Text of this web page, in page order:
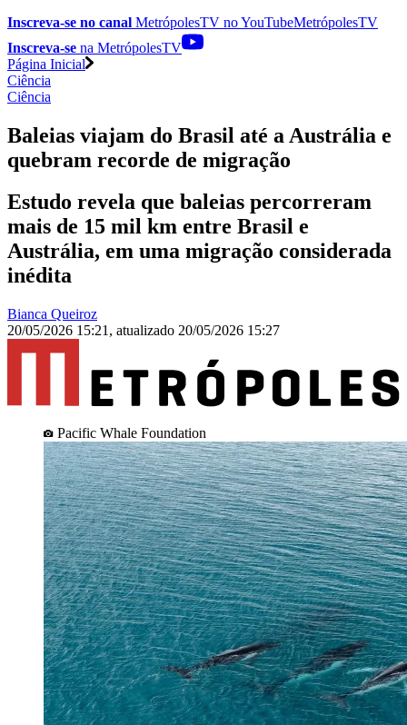
Inscreva-se no canal MetrópolesTV noYouTubeMetrópolesTV
Inscreva-se na MetrópolesTV
Página Inicial
Ciência
Ciência
Baleias viajam do Brasil até a Austrália e
quebram recorde de migração
Estudo revela que baleias percorreram
mais de 15 mil km entre Brasil e
Austrália, em uma migração considerada
inédita
Bianca Queiroz
20/05/2026 15:21 , atualizado 20/05/2026 15:27
Pacific Whale Foundation